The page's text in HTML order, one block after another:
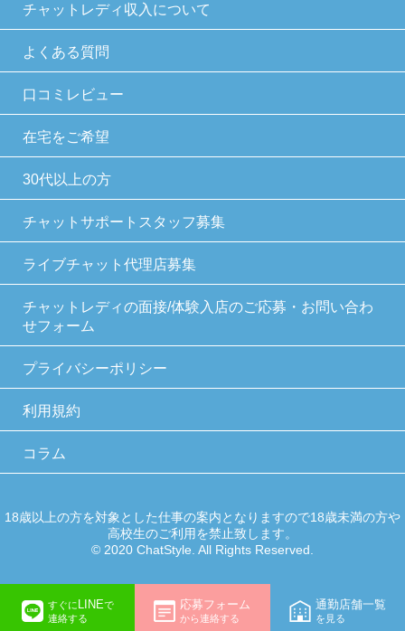
チャットレディ収入について
よくある質問
口コミレビュー
在宅をご希望
30代以上の方
チャットサポートスタッフ募集
ライブチャット代理店募集
チャットレディの面接/体験入店のご応募・お問い合わ
せフォーム
プライバシーポリシー
利用規約
コラム
18歳以上の方を対象とした仕事の案内となりますので18歳未満の方や
高校生のご利用を禁止致します。
© 2020 ChatStyle. All Rights Reserved.
すぐに LINEで
連絡する
応募フォーム
から連絡する
通勤店舗一覧
を見る